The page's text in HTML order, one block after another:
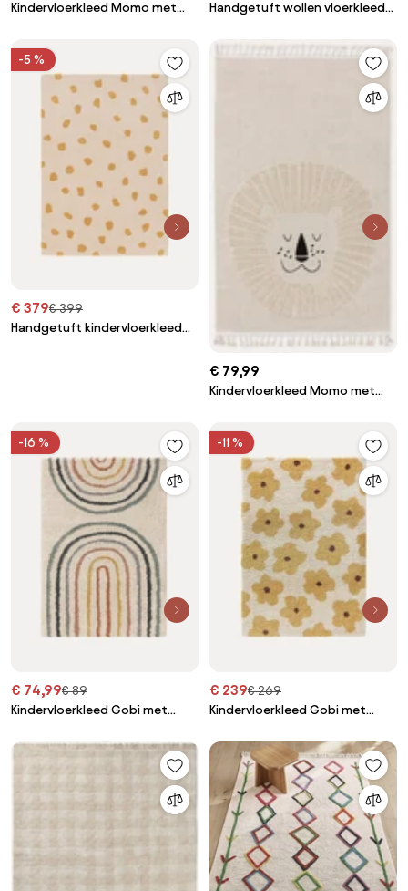
Kindervloerkleed Momo met
Handgetuft wollen vloerkleed
-5 %
€ 379€ 399
Handgetuft kindervloerkleed
€ 79,99
Kindervloerkleed Momo met
-16 %
€ 74,99€ 89
Kindervloerkleed Gobi met
-11 %
€ 239€ 269
Kindervloerkleed Gobi met